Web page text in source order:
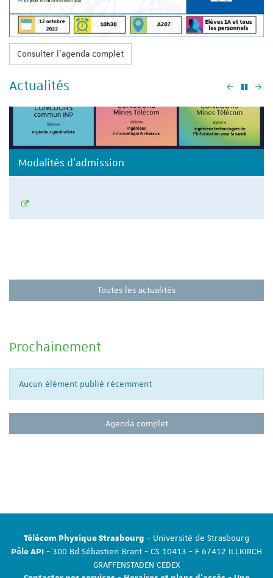
Consulter l'agenda complet
Actualités Précédent
Modalités d'admission
Toutes les actualités
Prochainement
Aucun élément publié récemment
Agenda complet
Télécom Physique Strasbourg - Université de Strasbourg
Pôle API - 300 Bd Sébastien Brant - CS 10413 - F 67412 ILLKIRCH
GRAFFENSTADEN CEDEX